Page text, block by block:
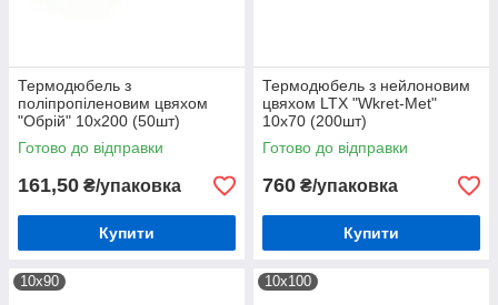
Термодюбель з
поліпропіленовим цвяхом
"Обрій" 10х200 (50шт)
Готово до відправки
161,50 ₴/упаковка
Купити
Термодюбель з нейлоновим
цвяхом LTX "Wkret-Met"
10х70 (200шт)
Готово до відправки
760 ₴/упаковка
Купити
10х90 10х100